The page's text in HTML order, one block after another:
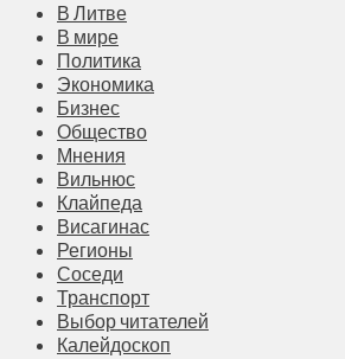
В Литве
В мире
Политика
Экономика
Бизнес
Общество
Мнения
Вильнюс
Клайпеда
Висагинас
Регионы
Соседи
Транспорт
Выбор читателей
Калейдоскоп